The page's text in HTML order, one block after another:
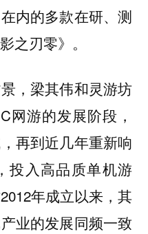
内的多款在研、测
之刃零》。
，梁其伟和灵游坊
网游的发展阶段，
再到近几年重新响
投入高品质单机游
年成立以来，其
业的发展同频一致